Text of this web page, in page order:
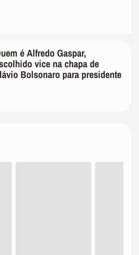
é Alfredo Gaspar,
vice na chapa de
Bolsonaro para presidente